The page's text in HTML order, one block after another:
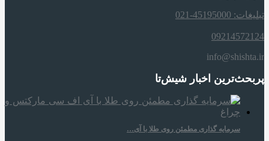
تبلیغات: 45195000-021
09214572124
info@shishta.ir
پربحث‌ترین اخبار شیش‌تا
سرمایه‌ گذاری مطمئن روی طلا با آی…